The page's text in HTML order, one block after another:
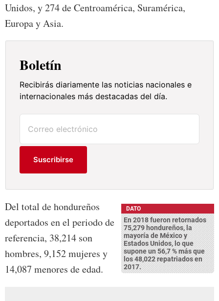
Unidos, y 274 de Centroamérica, Suramérica,
Europa y Asia.
Boletín
Recibirás diariamente las noticias nacionales e
internacionales más destacadas del día.
Suscribirse
DATO
En 2018 fueron retornados
75,279 hondureños, la
mayoría de México y
Estados Unidos, lo que
supone un 56,7 % más que
los 48,022 repatriados en
2017.
Del total de hondureños
deportados en el periodo de
referencia, 38,214 son
hombres, 9,152 mujeres y
14,087 menores de edad.